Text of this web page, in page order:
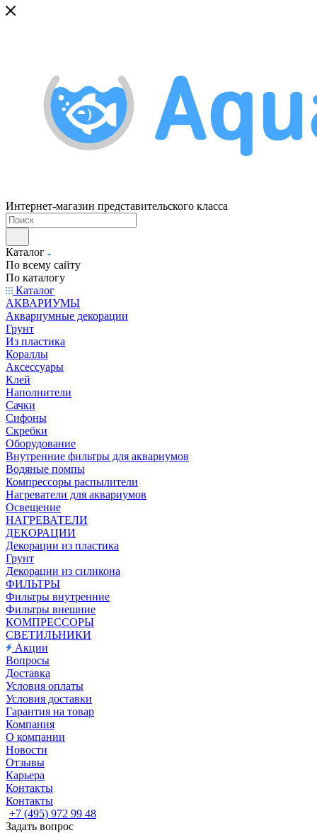
Интернет-магазин представительского класса
Каталог
По всему сайту
По каталогу
Каталог
АКВАРИУМЫ
Аквариумные декорации
Грунт
Из пластика
Кораллы
Аксессуары
Клей
Наполнители
Сачки
Сифоны
Скребки
Оборудование
Внутренние фильтры для аквариумов
Водяные помпы
Компрессоры распылители
Нагреватели для аквариумов
Освещение
НАГРЕВАТЕЛИ
ДЕКОРАЦИИ
Декорации из пластика
Грунт
Декорации из силикона
ФИЛЬТРЫ
Фильтры внутренние
Фильтры внешние
КОМПРЕССОРЫ
СВЕТИЛЬНИКИ
Акции
Вопросы
Доставка
Условия оплаты
Условия доставки
Гарантия на товар
Компания
О компании
Новости
Отзывы
Карьера
Контакты
Контакты
+7 (495) 972 99 48
Задать вопрос